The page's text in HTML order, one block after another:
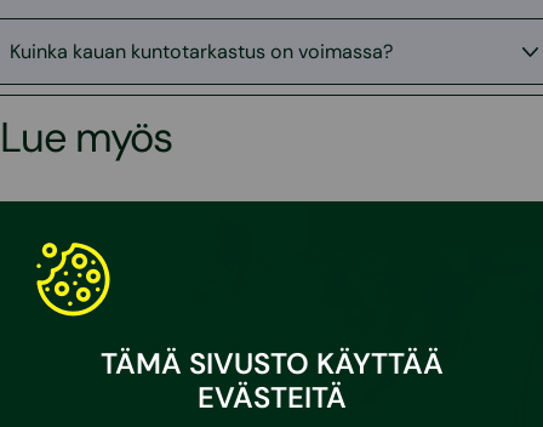
TÄMÄ SIVUSTO KÄYTTÄÄ
EVÄSTEITÄ
Kuinka kauan kuntotarkastus on voimassa?
Lue myös